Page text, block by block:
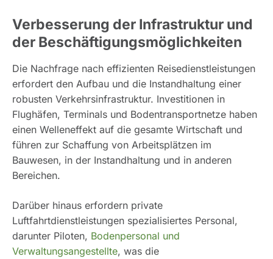
Verbesserung der Infrastruktur und
der Beschäftigungsmöglichkeiten
Die Nachfrage nach effizienten Reisedienstleistungen
erfordert den Aufbau und die Instandhaltung einer
robusten Verkehrsinfrastruktur. Investitionen in
Flughäfen, Terminals und Bodentransportnetze haben
einen Welleneffekt auf die gesamte Wirtschaft und
führen zur Schaffung von Arbeitsplätzen im
Bauwesen, in der Instandhaltung und in anderen
Bereichen.
Darüber hinaus erfordern private
Luftfahrtdienstleistungen spezialisiertes Personal,
darunter Piloten, Bodenpersonal und
Verwaltungsangestellte, was die